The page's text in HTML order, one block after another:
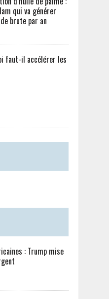
qui va générer
brute par an
faut-il accélérer les
: Trump mise